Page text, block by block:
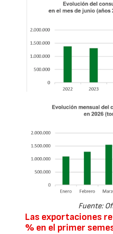
Fuente:
Las exportaciones
% en el primer